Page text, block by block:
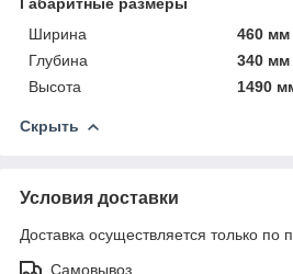
Ширина
460 мм
Глубина
340 мм
Высота
1490
Скрыть
Условия доставки
Доставка осуществляется только по
Самовывоз